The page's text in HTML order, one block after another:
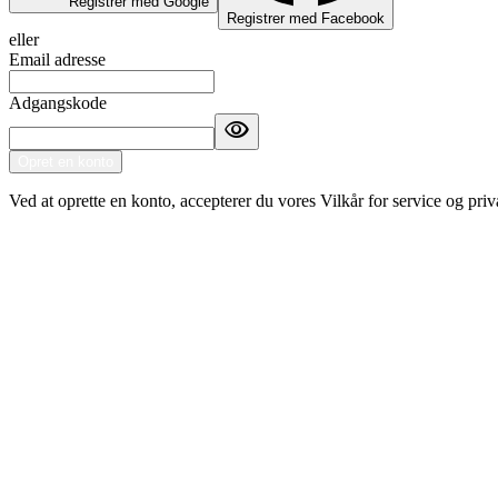
Registrer med Facebook
eller
Email adresse
Adgangskode
visibility
Ved at oprette en konto, accepterer du vores Vilkår for service og